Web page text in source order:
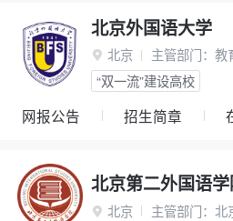
北京外国语大学
 北京 主管部门： 教
“双一流”建设高校
网报公告 招生简章
北京第二外国语
 北京 主管部门： 北